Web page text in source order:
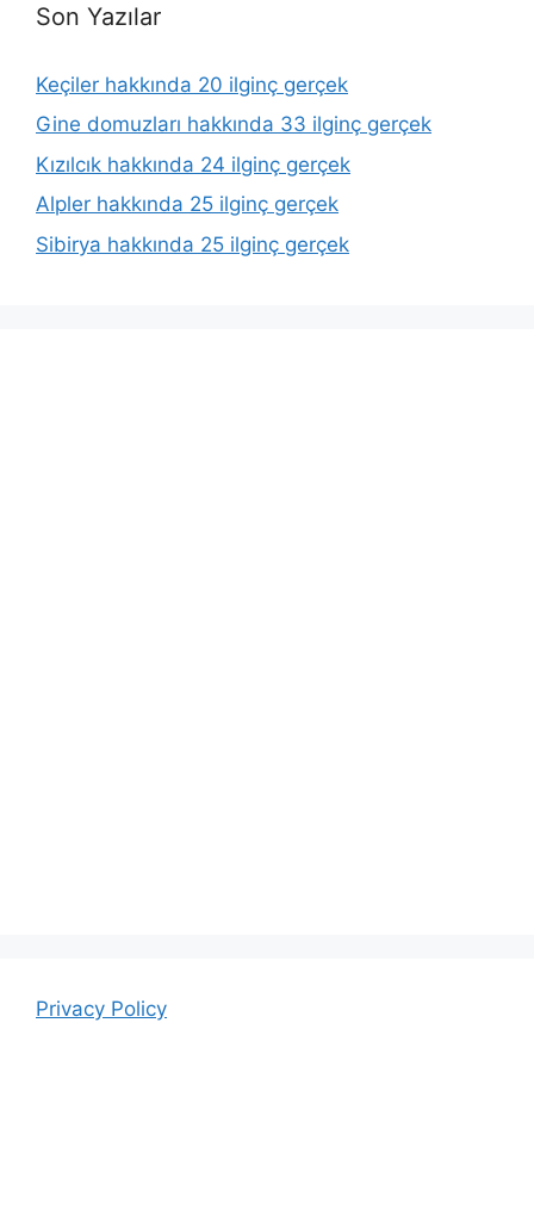
Son Yazılar
Keçiler hakkında 20 ilginç gerçek
Gine domuzları hakkında 33 ilginç gerçek
Kızılcık hakkında 24 ilginç gerçek
Alpler hakkında 25 ilginç gerçek
Sibirya hakkında 25 ilginç gerçek
Privacy Policy